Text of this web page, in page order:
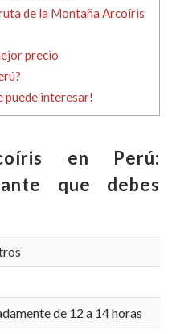
de la Montaña Arcoíris
precio
puede interesar!
en Perú:
que debes
de 12 a 14 horas